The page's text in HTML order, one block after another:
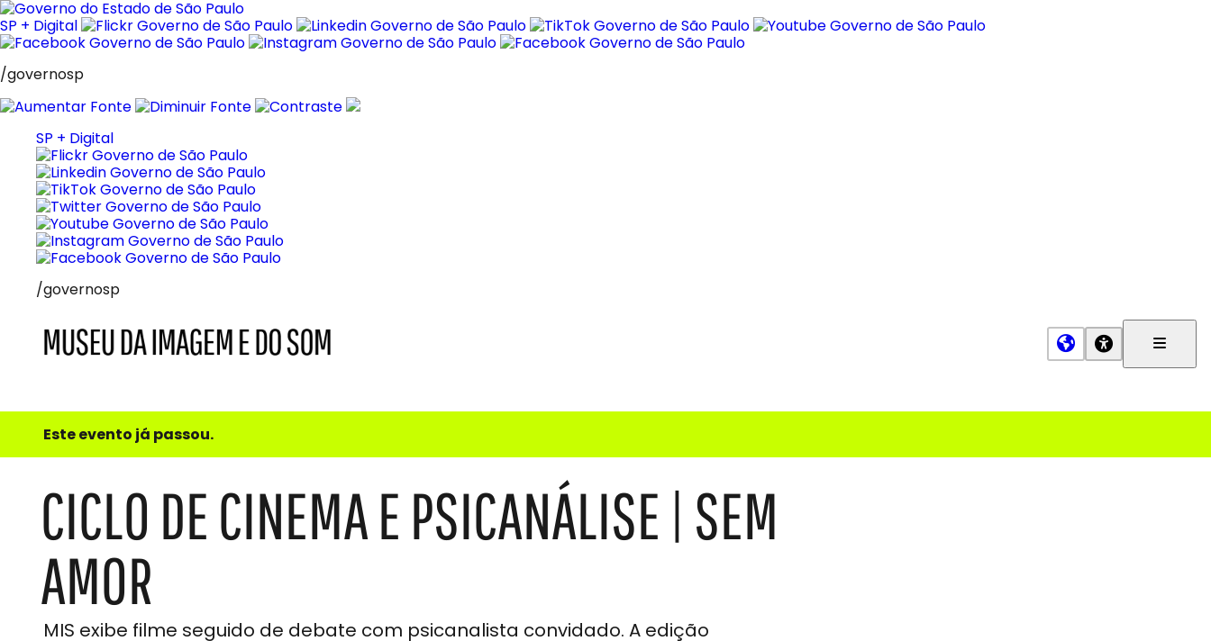
Pular
para
o
SP + Digital
/governosp
SP + Digital
/governosp
e
do
Som
Este evento já passou.
CICLO DE CINEMA E PSICANÁLISE | SEM
AMOR
MIS exibe filme seguido de debate com psicanalista convidado. A edição